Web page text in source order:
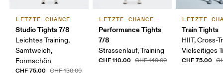
LETZTE CHANCE
Studio Tights 7/8
Leichtes Training,
Samtweich,
Formschön
CHF 75.00 CHF 130.00
LETZTE CHANCE
Performance Tights
7/8
Strassenlauf, Training
CHF 110.00 CHF 140.00
LETZTE
Train Tights
HIIT, Cross-
Vielseitiges
CHF 75.00